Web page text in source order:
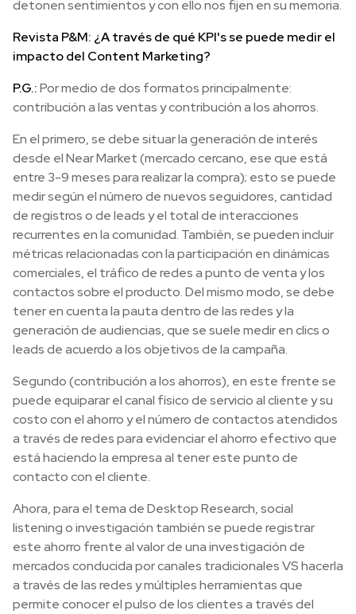
detonen sentimientos y con ello nos fijen en su memoria.
Revista P&M: ¿A través de qué KPI's se puede medir el
impacto del Content Marketing?
P.G.:Por medio de dos formatos principalmente:
contribución a las ventas y contribución a los ahorros.
En el primero, se debe situar la generación de interés
desde el Near Market (mercado cercano, ese que está
entre 3-9 meses para realizar la compra); esto se puede
medir según el número de nuevos seguidores, cantidad
de registros o de leads y el total de interacciones
recurrentes en la comunidad. También, se pueden incluir
métricas relacionadas con la participación en dinámicas
comerciales, el tráfico de redes a punto de venta y los
contactos sobre el producto. Del mismo modo, se debe
tener en cuenta la pauta dentro de las redes y la
generación de audiencias, que se suele medir en clics o
leads de acuerdo a los objetivos de la campaña.
Segundo (contribución a los ahorros), en este frente se
puede equiparar el canal físico de servicio al cliente y su
costo con el ahorro y el número de contactos atendidos
a través de redes para evidenciar el ahorro efectivo que
está haciendo la empresa al tener este punto de
contacto con el cliente.
Ahora, para el tema de Desktop Research, social
listening o investigación también se puede registrar
este ahorro frente al valor de una investigación de
mercados conducida por canales tradicionales VS hacerla
a través de las redes y múltiples herramientas que
permite conocer el pulso de los clientes a través del